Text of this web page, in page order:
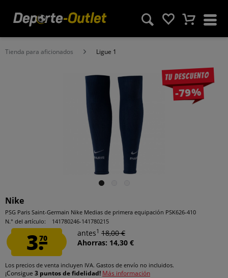
Tienda para aficionados Ligue 1
Tu descuento
-79%
Nike
PSG Paris Saint-Germain Nike Medias de primera equipación PSK626-410
N.° del artículo:
141780246-141780215
3.70
antes1 18,00 €
Ahorras: 14,30 €
Los precios de venta incluyen IVA. Gastos de envío no incluidos.
¡Consigue 3 puntos de fidelidad! Más información